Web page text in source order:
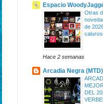
Espacio
Otras
de
Hace 2 semanas
Arcadia Negra (MTD)
DEL